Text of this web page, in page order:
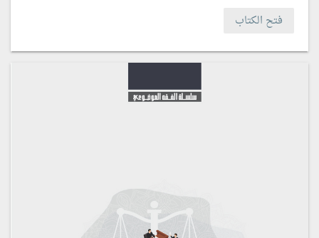
فتح الكتاب